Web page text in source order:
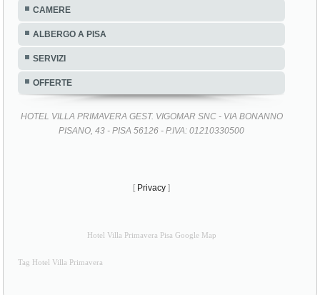
CAMERE
ALBERGO A PISA
SERVIZI
OFFERTE
HOTEL VILLA PRIMAVERA GEST. VIGOMAR SNC - VIA BONANNO
PISANO, 43 - PISA 56126 - P.IVA: 01210330500
[ Privacy ]
Hotel Villa Primavera Pisa Google Map
Tag Hotel Villa Primavera